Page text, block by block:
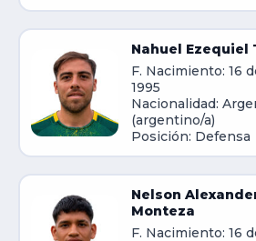
Nahuel Ezequiel
F. Nacimiento: 16
1995
Nacionalidad:
(argentino/a)
Posición: Defensa
Nelson
Monteza
F. Nacimiento: 16